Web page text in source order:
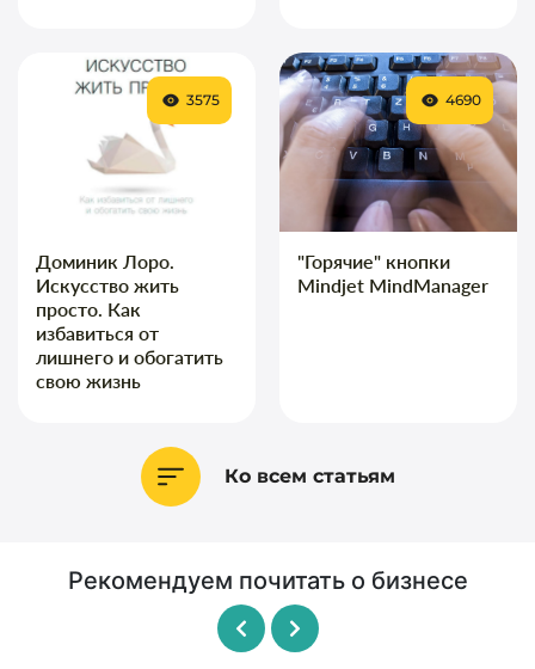
Доминик Лоро.
Искусство жить
просто. Как
избавиться от
лишнего и обогатить
свою жизнь
3575
"Горячие" кнопки
Mindjet MindManager
4690
Ко всем статьям
Рекомендуем почитать о бизнесе